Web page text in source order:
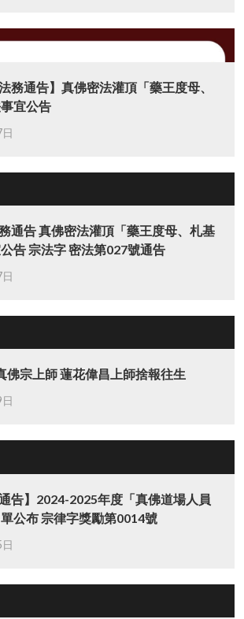
務通告】真佛密法灌頂「藥王度母、
宜公告
通告 真佛密法灌頂「藥王度母、札基
告 宗法字 密法第027號通告
佛宗上師 蓮花偉昌上師捨報往生
告】2024-2025年度「真佛道場人員
公布 宗律字獎勵第0014號